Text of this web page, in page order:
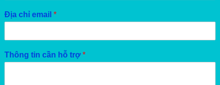
Địa chỉ email *
Thông tin cần hỗ trợ*